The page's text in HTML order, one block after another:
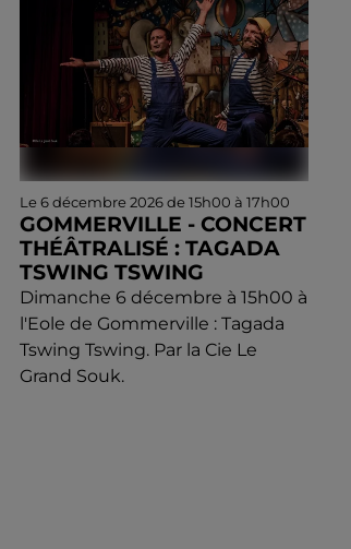
Le 6 décembre 2026 de 15h00 à 17h00
GOMMERVILLE - CONCERT
THÉÂTRALISÉ : TAGADA
TSWING TSWING
Dimanche 6 décembre à 15h00 à
l'Eole de Gommerville : Tagada
Tswing Tswing. Par la Cie Le
Grand Souk.